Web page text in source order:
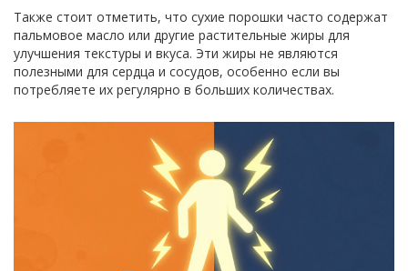
Также стоит отметить, что сухие порошки часто содержат
пальмовое масло или другие растительные жиры для
улучшения текстуры и вкуса. Эти жиры не являются
полезными для сердца и сосудов, особенно если вы
потребляете их регулярно в больших количествах.